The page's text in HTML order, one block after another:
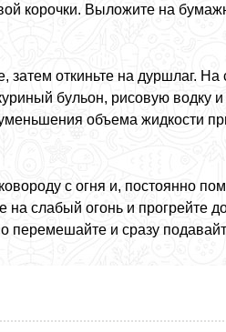
корочки. Выложите на
затем откиньте на дуршлаг. На
бульон, рисовую водку
уменьшения объема жидкости
с огня и, постоянно
слабый огонь и прогрейте
перемешайте и сразу